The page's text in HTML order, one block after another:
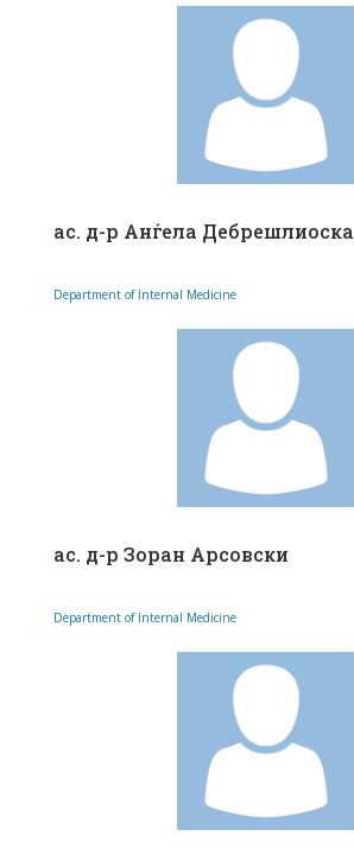
ас. д-р Анѓела Дебрешлиоска
Department of Internal Medicine
ас. д-р Зоран Арсовски
Department of Internal Medicine